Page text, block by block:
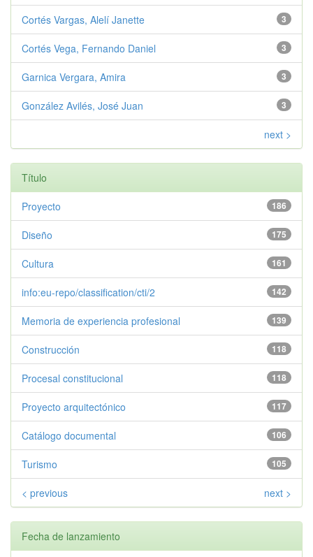
3
Cortés Vargas, Alelí Janette
3
Cortés Vega, Fernando Daniel
3
Garnica Vergara, Amira
3
González Avilés, José Juan
next >
Título
186
Proyecto
175
Diseño
161
Cultura
142
info:eu-repo/classification/cti/2
139
Memoria de experiencia profesional
118
Construcción
118
Procesal constitucional
117
Proyecto arquitectónico
106
Catálogo documental
105
Turismo
< previous next >
Fecha de lanzamiento